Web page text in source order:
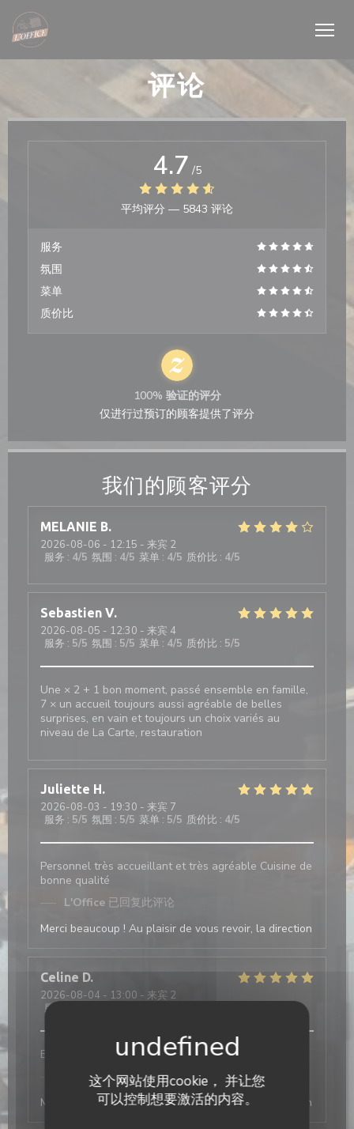
Cookie管理面板
这个网站使用cookie， 并让您
可以控制想要激活的内容。
评论
我们的顾客评分
MELANIE B
2026-08-06 - 12:15 - 来宾 2
服务 : 4/5 氛围 : 4/5 菜单 : 4/5 质价比 : 4/5
Sebastien V
2026-08-05 - 12:30 - 来宾 4
服务 : 5/5 氛围 : 5/5 菜单 : 4/5 质价比 : 5/5
Une × 2 + 1 bon moment, passé ensemble en famille,
7 × un accueil toujours aussi agréable de belles
surprises, en vain et toujours un choix variés au
niveau de La Carte, restauration
Juliette H
2026-08-03 - 19:30 - 来宾 7
服务 : 5/5 氛围 : 5/5 菜单 : 5/5 质价比 : 4/5
Personnel très accueillant et très agréable Cuisine de
bonne qualité
L'Office 已回复此评论
Merci beaucoup ! Au plaisir de vous revoir, la direction
Celine D
2026-08-04 - 13:00 - 来宾 2
服务
Bon service et efficace
L'Office 已回复此评论
Merci beaucoup ! Au plaisir de vous revoir, la direction
4.7 /5
平均评分 — 5843 评论
服务
氛围
菜单
质价比
100% 验证的评分
仅进行过预订的顾客提供了评分